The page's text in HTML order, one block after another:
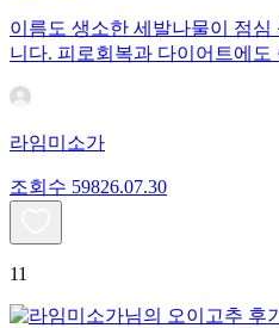
이름도 생소한 세발나물이 점
니다. 피로회복과 다이어트에
라임미소가
조회수 59826.07.30
11